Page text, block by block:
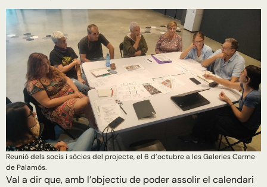
Reunió dels socis i sòcies del projecte, el 6 d’octubre a les Galeries Carme
de Palamós.
Val a dir que, amb l’objectiu de poder assolir el calendari